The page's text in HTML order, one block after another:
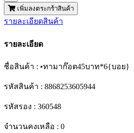
เพิ่มลงตระกร้าสินค้า
รายละเอียดสินค้า
รายละเอียด
ชื่อสินค้า : •ทามาก๊อต45บาท*6{บอย}
รหัสสินค้า : 8868253605944
รหัสรอง : 360548
จำนวนคงเหลือ : 0